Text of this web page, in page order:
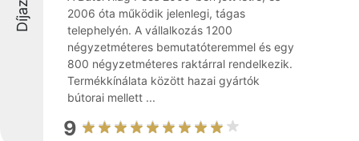
2006 óta működik jelenlegi, tágas
telephelyén. A vállalkozás 1200
négyzetméteres bemutatóteremmel és egy
800 négyzetméteres raktárral rendelkezik.
Termékkínálata között hazai gyártók
bútorai mellett ...
9